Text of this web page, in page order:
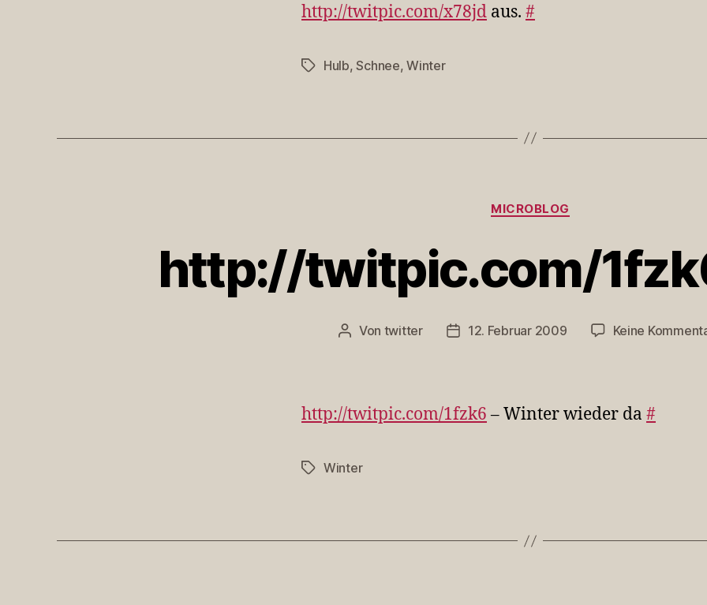
http://twitpic.com/x78jd aus. #
Schlagwörter
Hulb,Schnee,Winter
Kategorien
MICROBLOG
http://twitpic.com/
Beitragsautor
Von twitter Veröffentlichungsdatum
12. Februar 2009 Keine
http://twitpic.com/1fzk6 – Winter wieder da #
Schlagwörter
Winter